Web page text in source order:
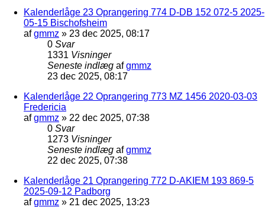
Kalenderlåge 23 Oprangering 774 D-DB 152 072-5 2025-
05-15 Bischofsheim
afgmmz » 23 dec 2025, 08:17
0 Svar
1331 Visninger
Seneste indlæg afgmmz
23 dec 2025, 08:17
Kalenderlåge 22 Oprangering 773 MZ 1456 2020-03-03
Fredericia
afgmmz » 22 dec 2025, 07:38
0 Svar
1273 Visninger
Seneste indlæg afgmmz
22 dec 2025, 07:38
Kalenderlåge 21 Oprangering 772 D-AKIEM 193 869-5
2025-09-12 Padborg
afgmmz » 21 dec 2025, 13:23